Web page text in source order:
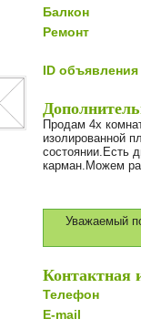
Балкон
Ремонт
ID объявления
Продам 4х
изолированной
состоянии.Есть
карман.Можем
Уважаемый
Контактная
Телефон
E-mail